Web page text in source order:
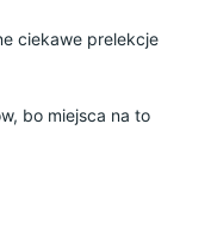
ciekawe prelekcje
bo miejsca na to